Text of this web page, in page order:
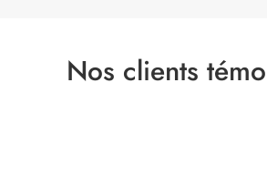
Nos clients